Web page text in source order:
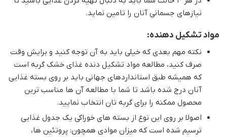
نیازهای جسمانی آنان را تامین نماید.
مواد تشکیل دهنده:
نکته مهم بعدی که خیلی باید به آن توجه کنید و برایش وقت
صرف کنید، مطالعه مواد تشکیل دنده غذای خشک گربه است
که همیشه طبق استانداردهای جهانی باید بر روی بسته غذایی
آنان درج شده باشد تا شما با مطالعه آن ها مناسب ترین
محصول ممکنه را برای گربه تان انتخاب نمایید.
اصولا بر روی این نوع از بسته های خوراکی یک جدول غذایی
ترسیم شده است که میزان موادی همچون: پروتئین ها،